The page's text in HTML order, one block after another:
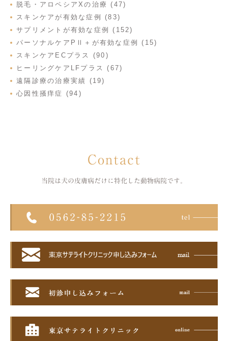
脱毛・アロペシアXの治療 (47)
スキンケアが有効な症例 (83)
サプリメントが有効な症例 (152)
パーソナルケアPⅡ＋が有効な症例 (15)
スキンケアECプラス (90)
ヒーリングケアLFプラス (67)
遠隔診療の治療実績 (19)
心因性掻痒症 (94)
Contact
当院は犬の皮膚病だけに特化した 動物病院です。